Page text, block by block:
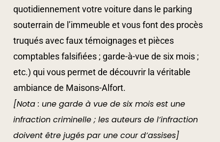
quotidiennement votre voiture dans le parking
souterrain de l’immeuble et vous font des procès
truqués avec faux témoignages et pièces
comptables falsifiées ; garde-à-vue de six mois ;
etc.) qui vous permet de découvrir la véritable
ambiance de Maisons-Alfort.
[Nota : une garde à vue de six mois est une
infraction criminelle ; les auteurs de l’infraction
doivent être jugés par une cour d’assises]